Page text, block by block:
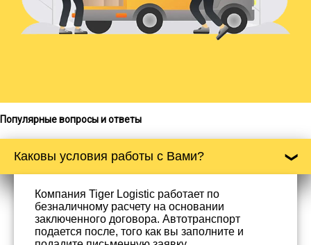
Популярные вопросы и ответы
Каковы условия работы с Вами?
Компания Tiger Logistic работает по
безналичному расчету на основании
заключенного договора. Автотранспорт
подается после, того как вы заполните и